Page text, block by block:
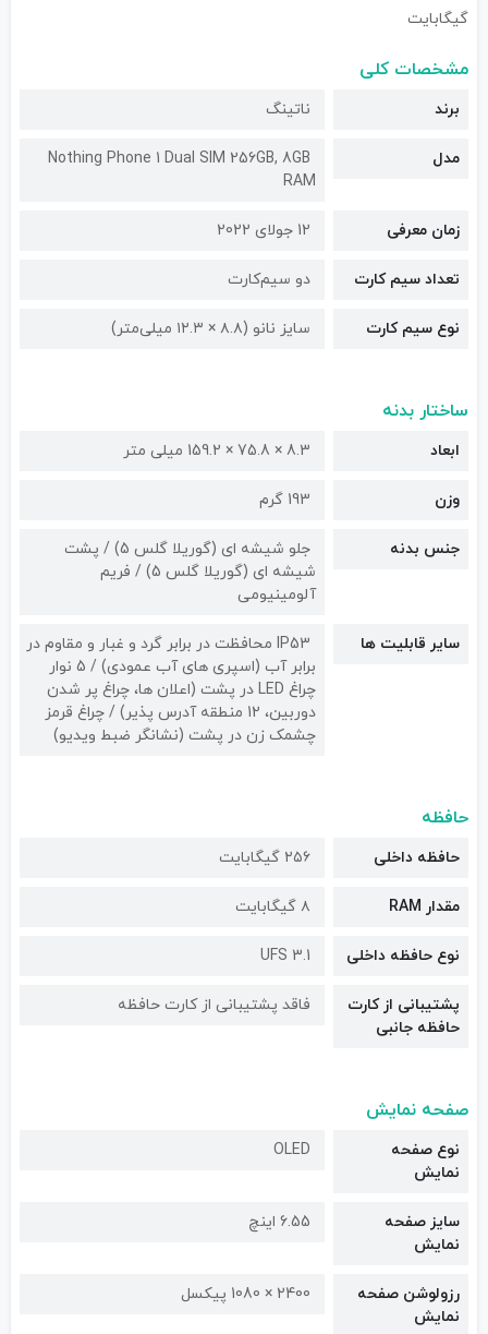
گیگابایت
مشخصات کلی
برند ناتینگ
مدل
Nothing Phone 1 Dual SIM 256GB, 8GB
RAM
زمان معرفی 12 جولای 2022
تعداد سیم کارت دو سیم‌کارت
نوع سیم کارت سایز نانو (۸.۸ × ۱۲.۳ میلی‌متر)
ساختار بدنه
ابعاد 8.3 × 75.8 × 159.2 میلی متر
وزن 193 گرم
جنس بدنه
جلو شیشه ای (گوریلا گلس 5) / پشت
شیشه ای (گوریلا گلس 5) / فریم
آلومینیومی
سایر قابلیت ها
IP53 محافظت در برابر گرد و غبار و مقاوم در
برابر آب (اسپری های آب عمودی) / 5 نوار
چراغ LED در پشت (اعلان ها، چراغ پر شدن
دوربین، 12 منطقه آدرس پذیر) / چراغ قرمز
چشمک زن در پشت (نشانگر ضبط ویدیو)
حافظه
حافظه داخلی ۲۵۶ گیگابایت
مقدار RAM ۸ گیگابایت
نوع حافظه داخلی UFS 3.1
پشتیبانی از کارت
حافظه جانبی
فاقد پشتیبانی از کارت حافظه
صفحه نمایش
نوع صفحه
نمایش
OLED
سایز صفحه
نمایش
6.55 اینچ
رزولوشن صفحه
نمایش
2400 × 1080 پیکسل